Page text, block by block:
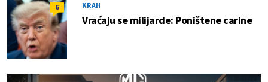
6 KRAH
Vraćaju se milijarde: Poništene carine